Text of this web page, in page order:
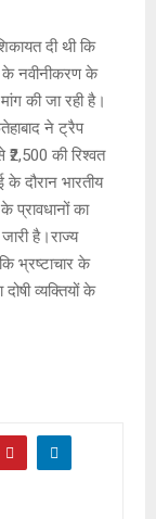
दी थी कि
के नवीनीकरण के
की जा रही है।
ने ट्रैप
₹2,500 की रिश्वत
के दौरान भारतीय
प्रावधानों का
है।राज्य
भ्रष्टाचार के
दोषी व्यक्तियों के